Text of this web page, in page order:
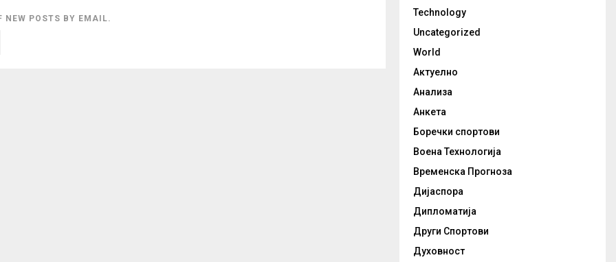
NEW POSTS BY EMAIL.
Technology
Uncategorized
World
Актуелно
Анализа
Анкета
Боречки спортови
Воена Технологија
Временска Прогноза
Дијаспора
Дипломатија
Други Спортови
Духовност